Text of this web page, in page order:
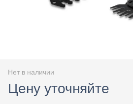
Нет в наличии
Цену уточняйте